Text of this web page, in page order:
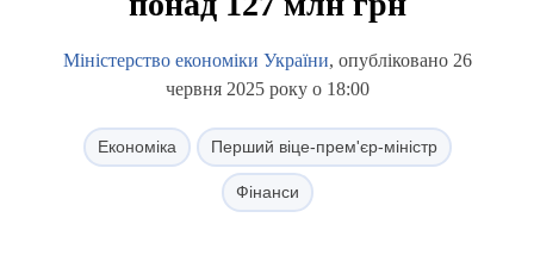
Міністерство економіки України, опубліковано 26
червня 2025 року о 18:00
Економіка Перший віце-прем'єр-міністр
Фінанси